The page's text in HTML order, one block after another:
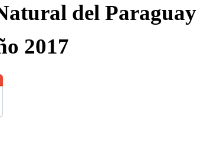
del Paraguay
2017